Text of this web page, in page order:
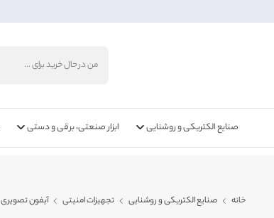
صنایع الکتریکی و روشنایی ابزار صنعتی، برقی و دستی
خانه صنایع الکتریکی و روشنایی تجهیزات امنیتی آیفون تصویری